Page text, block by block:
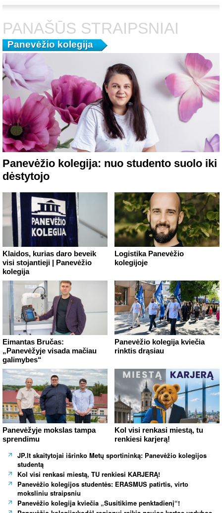
PANAŠŪS STRAIPSNIAI
Panevėžio kolegija
Panevėžio kolegija: nuo studento suolo iki
dėstytojo
Klaidos, kurias daro beveik
visi stojantieji | Panevėžio
kolegija
Logistika Panevėžio
kolegijoje
Eimantas Bručas:
„Panevėžyje visada mačiau
galimybes“
Panevėžio kolegija kviečia
rinktis drąsiau
Panevėžyje mokslas tampa
sprendimu
Kol visi renkasi miestą, tu
renkiesi karjerą!
JP.lt skaitytojai išrinko Metų sportininką: Panevėžio kolegijos
studentą
Kol visi renkasi miestą, TU renkiesi KARJERĄ!
Panevėžio kolegijos studentės: ERASMUS patirtis, virto
moksliniu straipsniu
Panevėžio kolegija kviečia „Susitikime penktadienį“!